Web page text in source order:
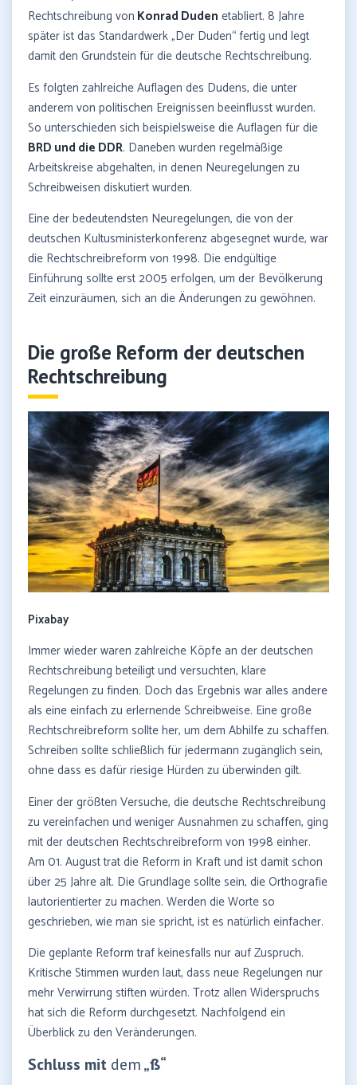
Rechtschreibung von Konrad Duden etabliert. 8 Jahre
später ist das Standardwerk „Der Duden“ fertig und legt
damit den Grundstein für die deutsche Rechtschreibung.
Es folgten zahlreiche Auflagen des Dudens, die unter
anderem von politischen Ereignissen beeinflusst wurden.
So unterschieden sich beispielsweise die Auflagen für die
BRD und die DDR. Daneben wurden regelmäßige
Arbeitskreise abgehalten, in denen Neuregelungen zu
Schreibweisen diskutiert wurden.
Eine der bedeutendsten Neuregelungen, die von der
deutschen Kultusministerkonferenz abgesegnet wurde, war
die Rechtschreibreform von 1998. Die endgültige
Einführung sollte erst 2005 erfolgen, um der Bevölkerung
Zeit einzuräumen, sich an die Änderungen zu gewöhnen.
Die große Reform derdeutschen
Rechtschreibung
Pixabay
Immer wieder waren zahlreiche Köpfe an der deutschen
Rechtschreibung beteiligt und versuchten, klare
Regelungen zu finden. Doch das Ergebnis war alles andere
als eine einfach zu erlernende Schreibweise. Eine große
Rechtschreibreform sollte her, um dem Abhilfe zu schaffen.
Schreiben sollte schließlich für jedermann zugänglich sein,
ohne dass es dafür riesige Hürden zu überwinden gilt.
Einer der größten Versuche, die deutsche Rechtschreibung
zu vereinfachen und weniger Ausnahmen zu schaffen, ging
mit der deutschen Rechtschreibreform von 1998 einher.
Am 01. August trat die Reform in Kraft und ist damit schon
über 25 Jahre alt. Die Grundlage sollte sein, die Orthografie
lautorientierter zu machen. Werden die Worte so
geschrieben, wie man sie spricht, ist es natürlich einfacher.
Die geplante Reform traf keinesfalls nur auf Zuspruch.
Kritische Stimmen wurden laut, dass neue Regelungen nur
mehr Verwirrung stiften würden. Trotz allen Widerspruchs
hat sich die Reform durchgesetzt. Nachfolgend ein
Überblick zu den Veränderungen.
Schluss mit dem„ß“